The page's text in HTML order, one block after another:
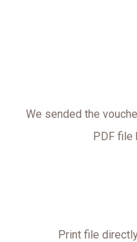
We sended the
PDF file
Print file